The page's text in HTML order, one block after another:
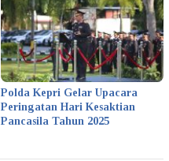
Polda Kepri Gelar Upacara
Peringatan Hari Kesaktian
Pancasila Tahun 2025